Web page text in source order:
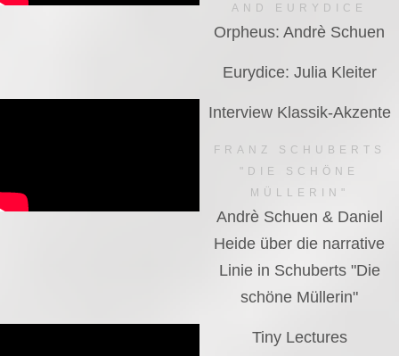
AND EURYDICE
Orpheus: Andrè Schuen
Eurydice: Julia Kleiter
Interview Klassik-Akzente
FRANZ SCHUBERTS
"DIE SCHÖNE
MÜLLERIN"
Andrè Schuen & Daniel
Heide über die narrative
Linie in Schuberts "Die
schöne Müllerin"
Tiny Lectures